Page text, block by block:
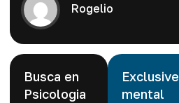
Rogelio
Busca en
Psicologia
Exclusive
mental